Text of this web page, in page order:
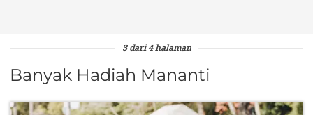
3 dari 4 halaman
Banyak Hadiah Mananti